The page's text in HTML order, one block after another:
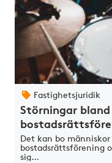
Fastighetsjuridik
Störningar
Det kan bo
bostadsrättsförening
sig…